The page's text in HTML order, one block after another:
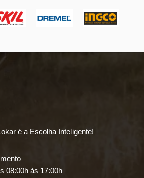
é a Escolha Inteligente!
08:00h às 17:00h